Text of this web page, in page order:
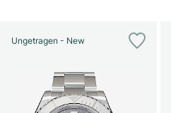
Ungetragen - New